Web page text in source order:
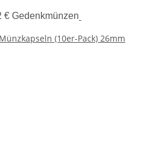
€ Gedenkmünzen